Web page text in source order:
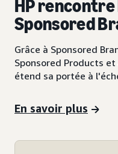
HP rencontre
Sponsored
Grâce à Sponsored
Sponsored Products
étend sa portée à
En savoir plus